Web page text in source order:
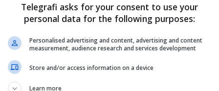
hospitalizuar dhe ndodhet jashtë rrezikut për
e tjerë, pas trajtimit dhe ekzaminimeve
për trajtim të mëtejmë në kushte shtëpiake.
Telegrafi asks for your consent to use your
personal data for the following purposes:
Personalised advertising and content, advertising and content
measurement, audience research and services development
Store and/or access information on a device
Learn more